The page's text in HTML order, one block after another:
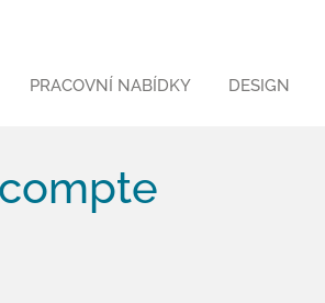
PRACOVNÍ NABÍDKY DESIGN